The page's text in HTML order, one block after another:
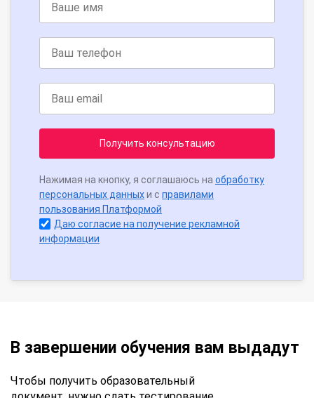
Получить консультацию
Нажимая на кнопку, я соглашаюсь на обработку
персональных данныхи с правилами
пользования Платформой
Даю согласие на получение рекламной
информации
В завершении обучения вам выдадут
Чтобы получить образовательный